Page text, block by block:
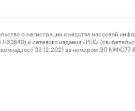
о регистрации средства массовой
и сетевого издания «РБК»
03.12.2021 за номером ЭЛ